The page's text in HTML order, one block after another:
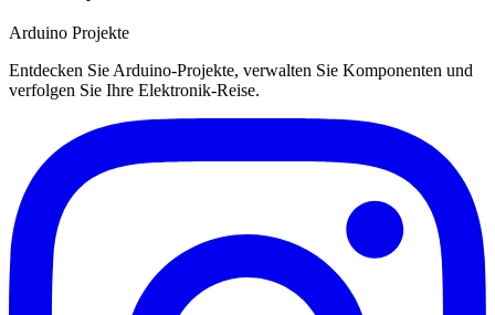
Arduino Projekte
Entdecken Sie Arduino-Projekte, verwalten Sie Komponenten und
verfolgen Sie Ihre Elektronik-Reise.